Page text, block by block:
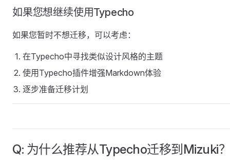
如果您想继续使用Typecho
如果您暂时不想迁移，可以考虑：
在Typecho中寻找类似设计风格的主题
使用Typecho插件增强Markdown体验
逐步准备迁移计划
Q: 为什么推荐从Typecho迁移到Mizuki